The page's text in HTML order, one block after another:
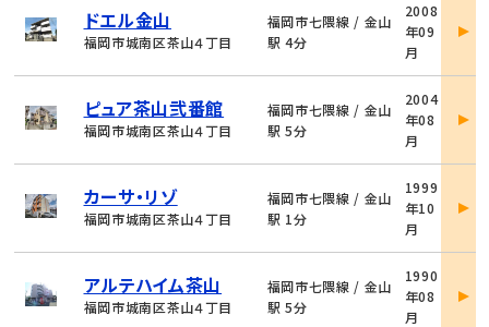
ドエル金山
福岡市城南区茶山４丁目
福岡市七隈線 / 金山
駅 4分
2008
年09
月
詳
ピュア茶山弐番館
福岡市城南区茶山４丁目
福岡市七隈線 / 金山
駅 5分
2004
年08
月
詳
カーサ・リゾ
福岡市城南区茶山４丁目
福岡市七隈線 / 金山
駅 1分
1999
年10
月
詳
アルテハイム茶山
福岡市城南区茶山４丁目
福岡市七隈線 / 金山
駅 5分
1990
年08
月
詳